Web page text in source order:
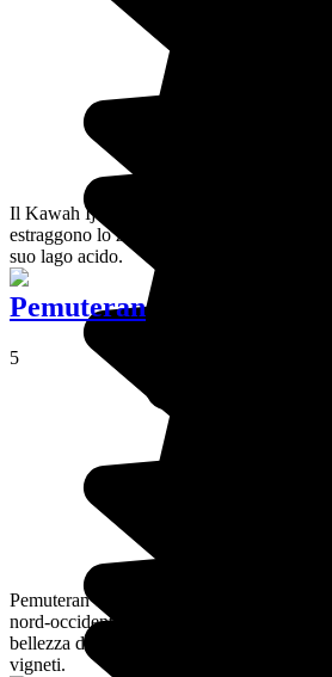
Il Kawah Ijen è un vulcano famoso per i
estraggono lo zolfo mettendo a rischio la
suo lago acido.
Pemuteran
5
Pemuteran è un piccolo villaggio
nord-occidentale dell'isola di Bali,
bellezza dei suoi fondali marini e delle
vigneti.